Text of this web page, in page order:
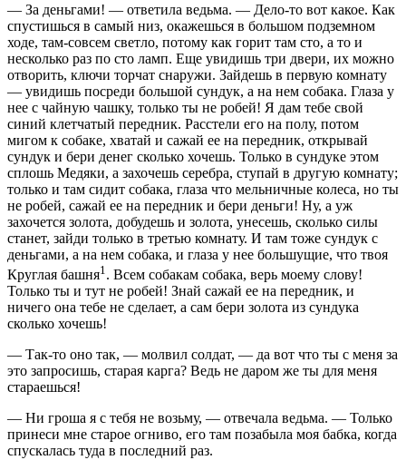
— За деньгами! — ответила ведьма. — Дело-то вот какое. Как
спустишься в самый низ, окажешься в большом подземном
ходе, там-совсем светло, потому как горит там сто, а то и
несколько раз по сто ламп. Еще увидишь три двери, их можно
отворить, ключи торчат снаружи. Зайдешь в первую комнату
— увидишь посреди большой сундук, а на нем собака. Глаза у
нее с чайную чашку, только ты не робей! Я дам тебе свой
синий клетчатый передник. Расстели его на полу, потом
мигом к собаке, хватай и сажай ее на передник, открывай
сундук и бери денег сколько хочешь. Только в сундуке этом
сплошь Медяки, а захочешь серебра, ступай в другую комнату;
только и там сидит собака, глаза что мельничные колеса, но ты
не робей, сажай ее на передник и бери деньги! Ну, а уж
захочется золота, добудешь и золота, унесешь, сколько силы
станет, зайди только в третью комнату. И там тоже сундук с
деньгами, а на нем собака, и глаза у нее большущие, что твоя
Круглая башня1 . Всем собакам собака, верь моему слову!
Только ты и тут не робей! Знай сажай ее на передник, и
ничего она тебе не сделает, а сам бери золота из сундука
сколько хочешь!
— Так-то оно так, — молвил солдат, — да вот что ты с меня за
это запросишь, старая карга? Ведь не даром же ты для меня
стараешься!
— Ни гроша я с тебя не возьму, — отвечала ведьма. — Только
принеси мне старое огниво, его там позабыла моя бабка, когда
спускалась туда в последний раз.